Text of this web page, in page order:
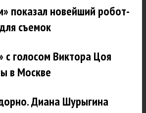
показал новейший робот-
съемок
с голосом Виктора Цоя
в Москве
Диана Шурыгина